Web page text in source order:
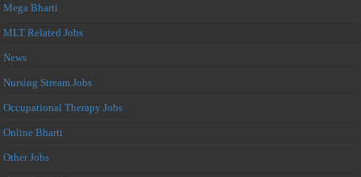
Mega Bharti
MLT Related Jobs
News
Nursing Stream Jobs
Occupational Therapy Jobs
Online Bharti
Other Jobs